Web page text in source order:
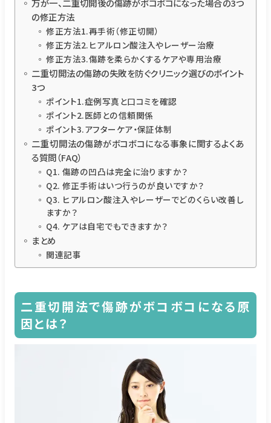
の修正方法
修正方法1.再手術（修正切開）
修正方法2.ヒアルロン酸注入やレーザー治療
修正方法3.傷跡を柔らかくするケアや専用治療
二重切開法の傷跡の失敗を防ぐクリニック選びのポイント
3つ
ポイント1.症例写真と口コミを確認
ポイント2.医師との信頼関係
ポイント3.アフターケア・保証体制
二重切開法の傷跡がボコボコになる事象に関するよくあ
る質問（FAQ）
Q1. 傷跡の凹凸は完全に治りますか？
Q2. 修正手術はいつ行うのが良いですか？
Q3. ヒアルロン酸注入やレーザーでどのくらい改善し
ますか？
Q4. ケアは自宅でもできますか？
まとめ
関連記事
二重切開法で傷跡がボコボコになる原
因とは？